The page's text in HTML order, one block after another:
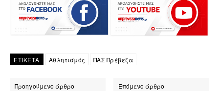
ΕΤΙΚΕΤΑ Αθλητισμός ΠΑΣ Πρέβεζα
Προηγούμενο άρθρο Επόμενο άρθρο